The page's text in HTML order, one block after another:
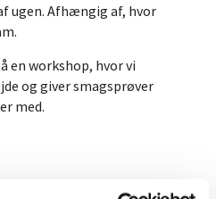
ugen. Afhængig af, hvor
en workshop, hvor vi
og giver smagsprøver
med.